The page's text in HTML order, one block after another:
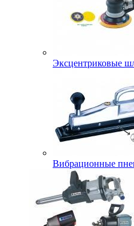
Эксцентриковые
Вибрационные